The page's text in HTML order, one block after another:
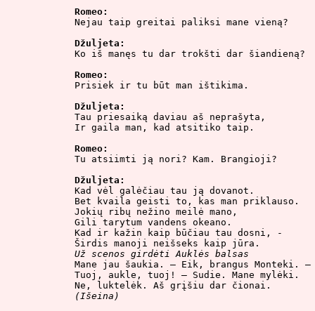
Romeo:
Nejau taip greitai paliksi mane vieną?
Džuljeta:
Ko iš manęs tu dar trokšti dar šiandieną?
Romeo:
Prisiek ir tu būt man ištikima.
Džuljeta:
Tau priesaiką daviau aš neprašyta,
Ir gaila man, kad atsitiko taip.
Romeo:
Tu atsiimti ją nori? Kam. Brangioji?
Džuljeta:
Kad vėl galėčiau tau ją dovanot.
Bet kvaila geisti to, kas man priklauso.
Jokių ribų nežino meilė mano,
Gili tarytum vandens okeano.
Kad ir kažin kaip būčiau tau dosni, -
Už scenos girdėti Auklės balsas
Mane jau šaukia. – Eik, brangus Monteki. –
Tuoj, aukle, tuoj! – Sudie. Mane mylėki.
(Išeina)